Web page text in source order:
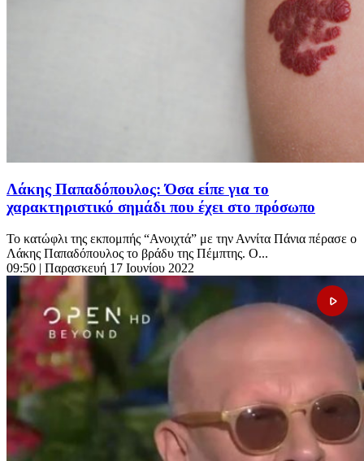
Λάκης Παπαδόπουλος: Όσα είπε για το
χαρακτηριστικό σημάδι που έχει στο πρόσωπο
Το κατώφλι της εκπομπής “Ανοιχτά” με την Αννίτα Πάνια πέρασε ο
Λάκης Παπαδόπουλος το βράδυ της Πέμπτης. Ο...
09:50 | Παρασκευή 17 Ιουνίου 2022